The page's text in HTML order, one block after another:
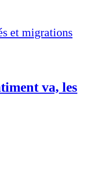
et migrations
va, les